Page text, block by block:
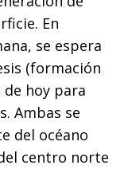
En
se espera
(formación
hoy para
Ambas se
del océano
centro norte